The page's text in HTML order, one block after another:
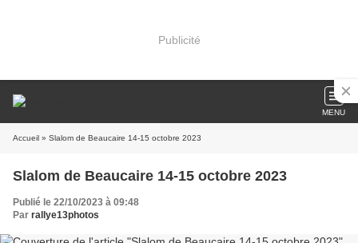
Publicité
MENU
Accueil » Slalom de Beaucaire 14-15 octobre 2023
Slalom de Beaucaire 14-15 octobre 2023
Publié le 22/10/2023 à 09:48
Par rallye13photos